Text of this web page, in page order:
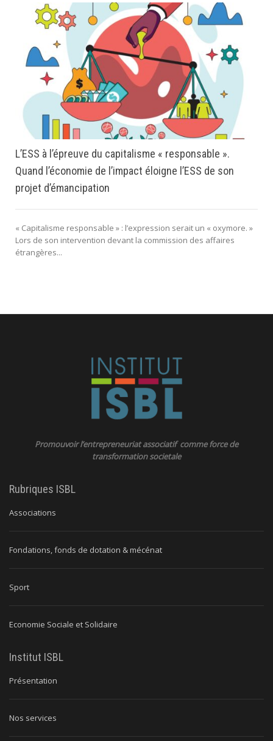
L’ESS à l’épreuve du capitalisme « responsable ».
Quand l’économie de l’impact éloigne l’ESS de son
projet d’émancipation
« Capitalisme responsable » : l’expression serait un « oxymore. »
Lors de son intervention devant la commission des affaires
étrangères...
Promouvoir l’entrepreneuriat associatif comme force de
transformation societale
Rubriques ISBL
Associations
Fondations, fonds de dotation & mécénat
Sport
Economie Sociale et Solidaire
Institut ISBL
Présentation
Nos services